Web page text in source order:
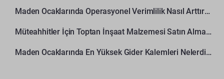
Maden Ocaklarında Operasyonel Verimlilik Nasıl Arttırılır?
Müteahhitler İçin Toptan İnşaat Malzemesi Satın Alma Rehberi
Maden Ocaklarında En Yüksek Gider Kalemleri Nelerdir?